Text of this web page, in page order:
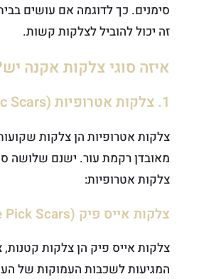
סימנים. כך לדוגמה אם עושים
זה יכול להוביל לצלקות קשות.
איזה סוגי צלקות אקנה
1. צלקות אטרופיות (Atrophic Scars)
צלקות אטרופיות הן צלקות
מאובדן רקמת עור. ישנם שלושה
צלקות אטרופיות:
צלקות אייס פיק (Ice Pick Scars)
צלקות אייס פיק הן צלקות קטנות,
המגיעות לשכבות העמוקות של